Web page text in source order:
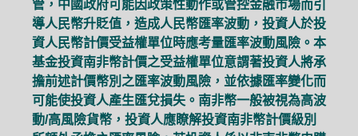
管，中國政府可能因政策性動作或管控金融市場而引
導人民幣升貶值，造成人民幣匯率波動，投資人於投
資人民幣計價受益權單位時應考量匯率波動風險。本
基金投資南非幣計價之受益權單位意謂著投資人將承
擔前述計價幣別之匯率波動風險，並依據匯率變化而
可能使投資人產生匯兌損失。南非幣一般被視為高波
動/高風險貨幣，投資人應瞭解投資南非幣計價級別